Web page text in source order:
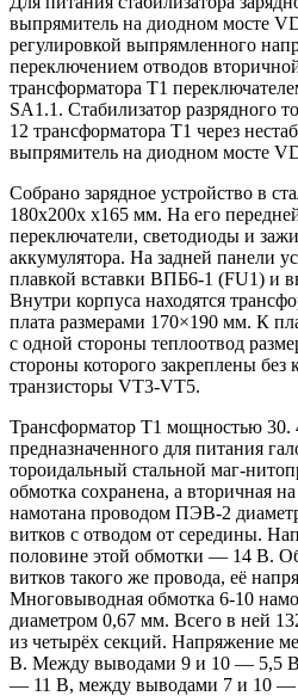
выпрямитель на диодном мосте
регулировкой выпрямленного
переключением отводов
трансформатора T1
SA1.1. Стабилизатор разрядного
12 трансформатора T1 через
выпрямитель на диодном мосте
Собрано зарядное устройство в
180х200х х165 мм. На его
переключатели, светодиоды и
аккумулятора. На задней панели
плавкой вставки ВПБ6-1 (FU1) и
Внутри корпуса находятся
плата размерами 170×190 мм. К
с одной стороны теплоотвод
стороны которого закреплены без
транзисторы VT3-VT5.
Трансформатор T1 мощностью 30.
предназначенного для питания
тороидальный стальной маг-
обмотка сохранена, а вторичная
намотана проводом ПЭВ-2
витков с отводом от середины.
половине этой обмотки — 14 В.
витков такого же провода, её
Многовыводная обмотка 6-10
диаметром 0,67 мм. Всего в ней
из четырёх секций. Напряжение
В. Между выводами 9 и 10 — 5,5
— 11 В, между выводами 7 и 10 —